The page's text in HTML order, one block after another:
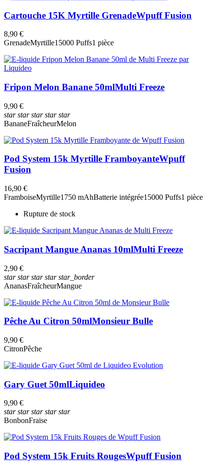
Cartouche 15K Myrtille GrenadeWpuff Fusion
8,90 €
GrenadeMyrtille15000 Puffs1 pièce
Fripon Melon Banane 50mlMulti Freeze
9,90 €
starstarstarstarstar
BananeFraîcheurMelon
Pod System 15k Myrtille FramboyanteWpuff
Fusion
16,90 €
FramboiseMyrtille1750 mAhBatterie intégrée15000 Puffs1 pièce
Rupture de stock
Sacripant Mangue Ananas 10mlMulti Freeze
2,90 €
starstarstarstarstar_border
AnanasFraîcheurMangue
Pêche Au Citron 50mlMonsieur Bulle
9,90 €
CitronPêche
Gary Guet 50mlLiquideo
9,90 €
starstarstarstarstar
BonbonFraise
Pod System 15k Fruits RougesWpuff Fusion